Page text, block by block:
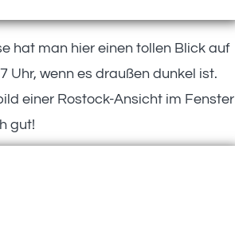
hat man hier einen tollen Blick auf
Uhr, wenn es draußen dunkel ist.
einer Rostock-Ansicht im Fenster
gut!